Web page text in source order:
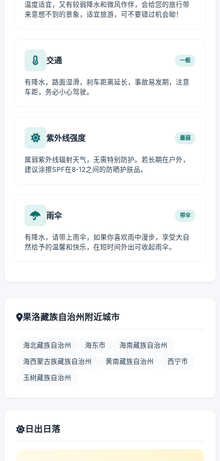
温度适宜，又有较弱降水和微风作伴，会给您的旅行带
来意想不到的景象，适宜旅游，可不要错过机会呦！
交通 一般
有降水，路面湿滑，刹车距离延长，事故易发期，注意
车距，务必小心驾驶。
紫外线强度 最弱
属弱紫外线辐射天气，无需特别防护。若长期在户外，
建议涂擦SPF在8-12之间的防晒护肤品。
雨伞 带伞
有降水，请带上雨伞，如果你喜欢雨中漫步，享受大自
然给予的温馨和快乐，在短时间外出可收起雨伞。
果洛藏族自治州附近城市
海北藏族自治州 海东市 海南藏族自治州
海西蒙古族藏族自治州 黄南藏族自治州 西宁市
玉树藏族自治州
日出日落